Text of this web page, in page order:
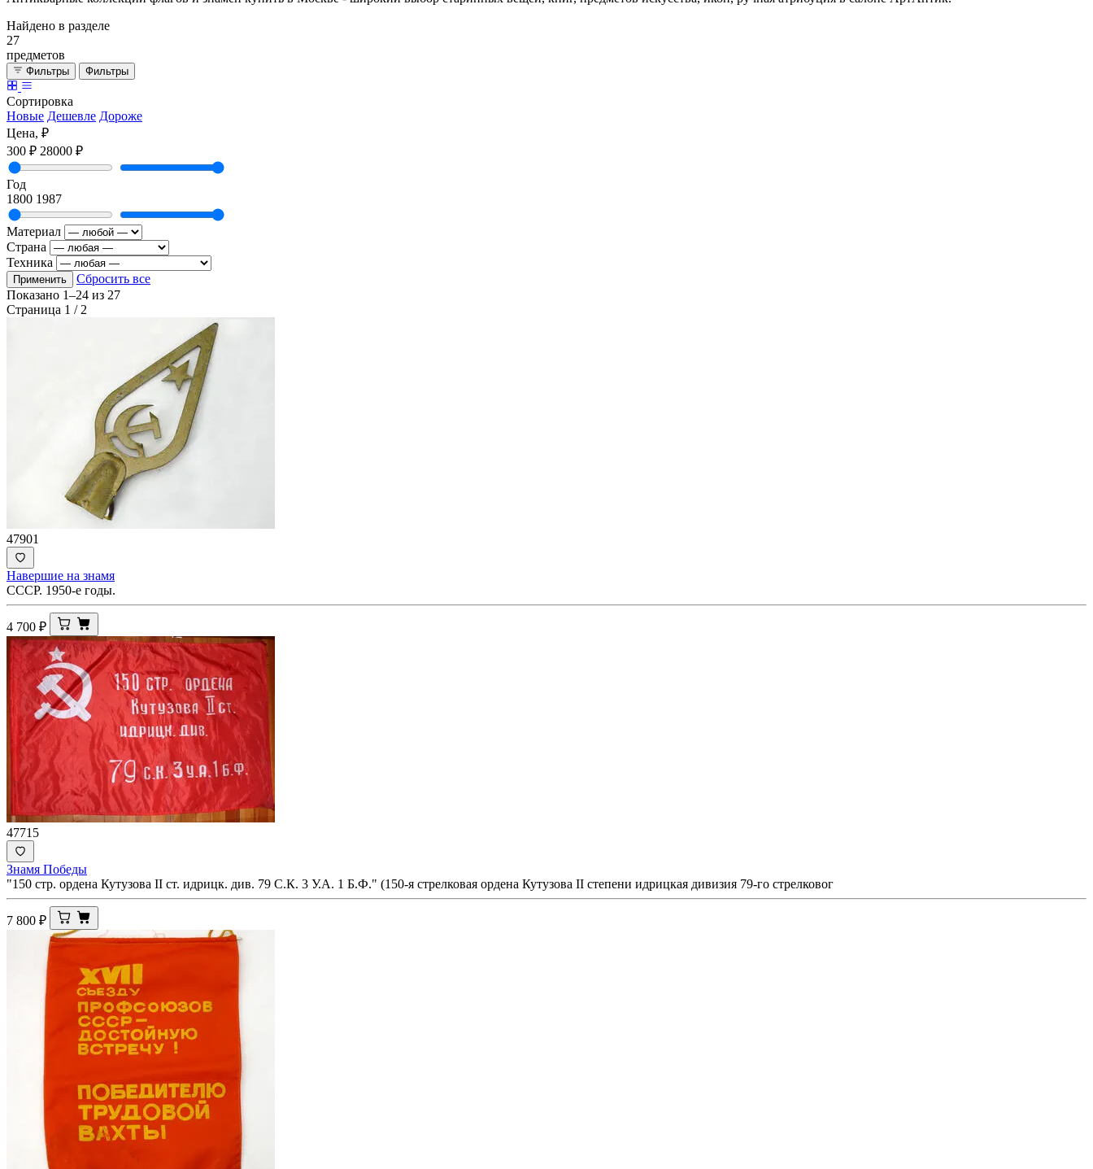
Найдено в разделе
27
предметов
Фильтры Фильтры
Сортировка
Новые Дешевле Дороже
Цена, ₽
300 ₽ 28000 ₽
Год
1800 1987
Материал
Страна
Техника
Применить
Сбросить все
Показано 1–24 из 27
Страница 1 / 2
47901
Навершие на знамя
СССР. 1950-е годы.
4 700 ₽
47715
Знамя Победы
"150 стр. ордена Кутузова II ст. идрицк. див. 79 С.К. 3 У.А. 1 Б.Ф." (150-я стрелковая ордена Кутузова II степени идрицкая дивизия 79-го стрелковог
7 800 ₽